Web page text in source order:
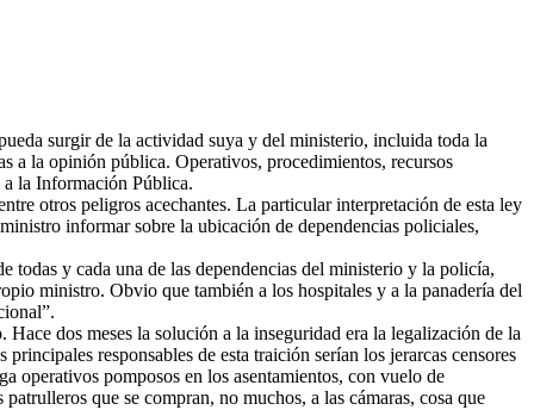
surgir de la actividad suya y del ministerio, incluida toda la
a la opinión pública. Operativos, procedimientos, recursos
la Información Pública.
otros peligros acechantes. La particular interpretación de esta ley
informar sobre la ubicación de dependencias policiales,
todas y cada una de las dependencias del ministerio y la policía,
ministro. Obvio que también a los hospitales y a la panadería del
dos meses la solución a la inseguridad era la legalización de la
responsables de esta traición serían los jerarcas censores
operativos pomposos en los asentamientos, con vuelo de
que se compran, no muchos, a las cámaras, cosa que